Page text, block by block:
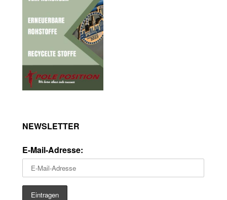
NEWSLETTER
E-Mail-Adresse: